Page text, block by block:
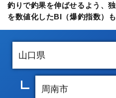
釣りで釣果を伸ばせるよう、
を数値化したBI（爆釣指数）